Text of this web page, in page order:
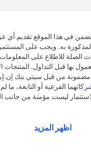
في هذا الموقع تقديم أي
المذكورة به. ويجب على
الصلة للاطلاع على
بها قبل التداول. المنتجات
مضمونة من قبل سيتي بنك
الفرعية أو التابعة، ما
ليست مؤمنة من جانب
ليس مؤشرا على النتائج
اظهر المزيد